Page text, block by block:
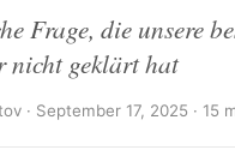
Frage, die unsere
nicht geklärt hat
· September 17, 2025 · 15